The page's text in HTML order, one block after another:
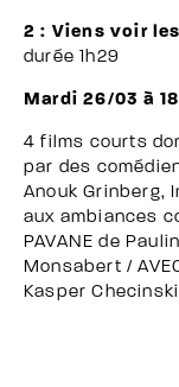
2 : Viens voir
durée 1h29
Mardi 26/03 à
4 films courts
par des
Anouk Grinberg,
aux ambiances
PAVANE de
Monsabert /
Kasper